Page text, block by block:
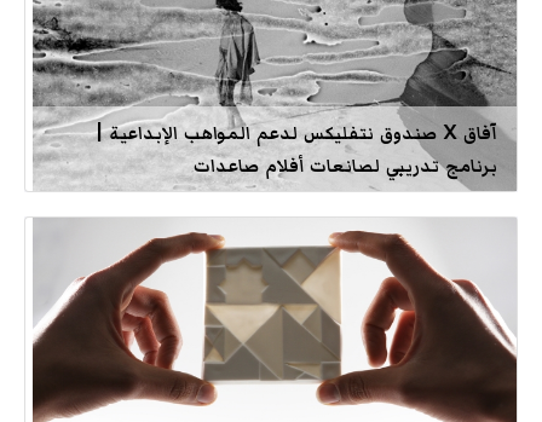
آفاق X صندوق نتفليكس لدعم المواهب الإبداعية |
برنامج تدريبي لصانعات أفلام صاعدات